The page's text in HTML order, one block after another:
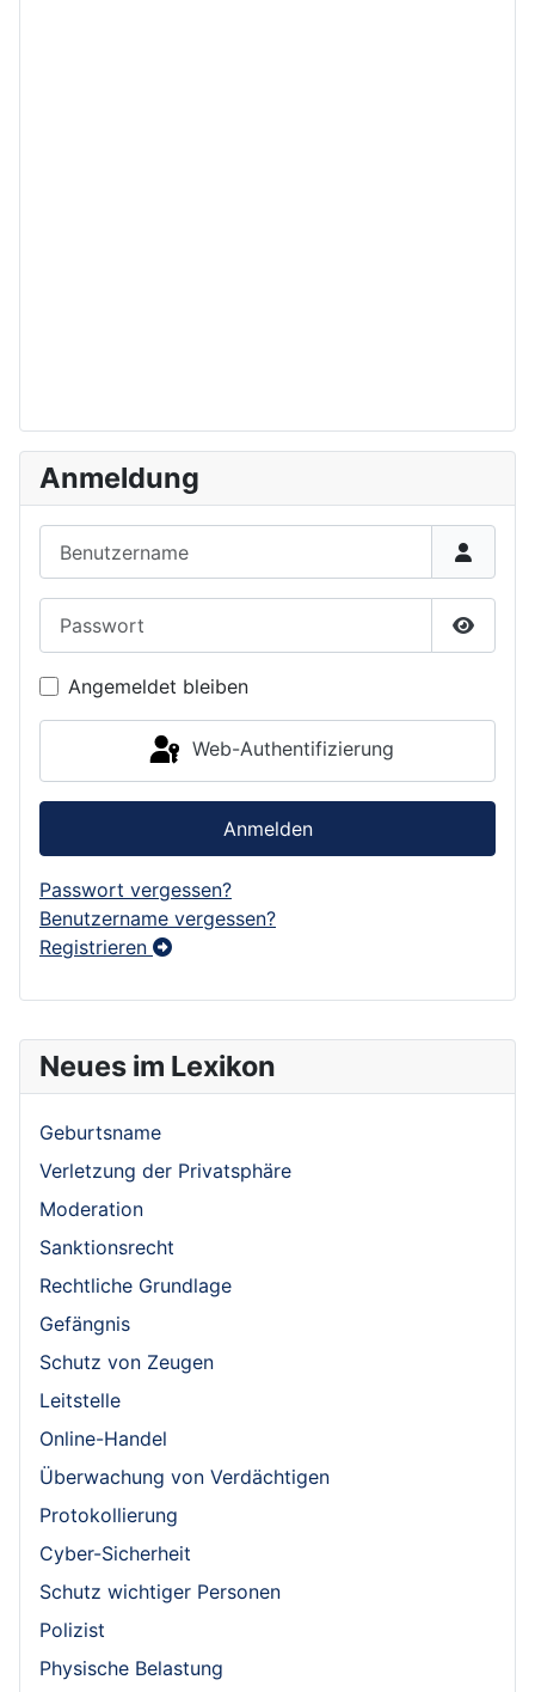
Neues im Lexikon
Geburtsname
Verletzung der Privatsphäre
Moderation
Sanktionsrecht
Rechtliche Grundlage
Gefängnis
Schutz von Zeugen
Leitstelle
Online-Handel
Überwachung von Verdächtigen
Protokollierung
Cyber-Sicherheit
Schutz wichtiger Personen
Polizist
Physische Belastung
Anmeldung
Angemeldet bleiben
Web-Authentifizierung
Anmelden
Passwort vergessen?
Benutzername vergessen?
Registrieren